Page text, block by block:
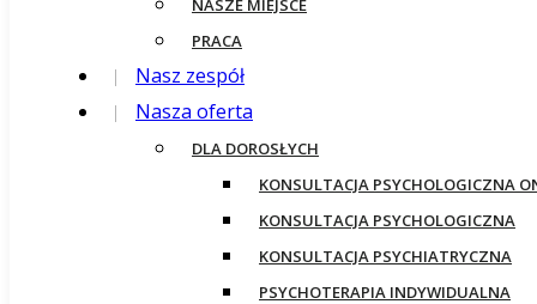
NASZE MIEJSCE
PRACA
Nasz zespół
Nasza oferta
DLA DOROSŁYCH
KONSULTACJA PSYCHOLOGICZNA
KONSULTACJA PSYCHOLOGICZNA
KONSULTACJA PSYCHIATRYCZNA
PSYCHOTERAPIA INDYWIDUALNA